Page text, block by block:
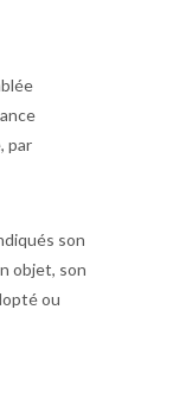
par
son
objet, son
ou